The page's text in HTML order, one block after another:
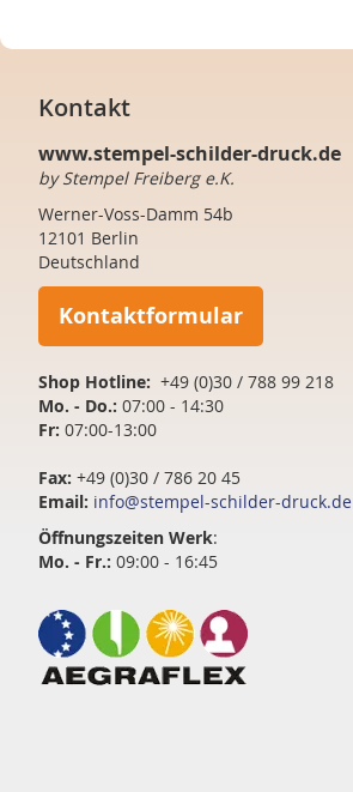
Kontakt
www.stempel-schilder-druck.de
by Stempel Freiberg e.K.
Werner-Voss-Damm 54b
12101 Berlin
Deutschland
Kontaktformular
Shop Hotline: +49 (0)30 / 788 99 218
Mo. - Do.: 07:00 - 14:30
Fr: 07:00-13:00
Fax: +49 (0)30 / 786 20 45
Email: info@stempel-schilder-druck.de
Öffnungszeiten Werk:
Mo. - Fr.: 09:00 - 16:45